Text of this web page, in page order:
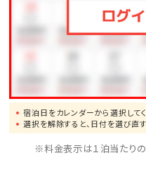
・チェックイン前のご利
にご利用いただけます。
・チェックアウト後のご
日の12：00までご利用い
■注意事項■
※1人1泊につき150円（
宿泊日をカレンダーから選択して
選択を解除すると、日付を選び直
※料金表示は１泊当たりの